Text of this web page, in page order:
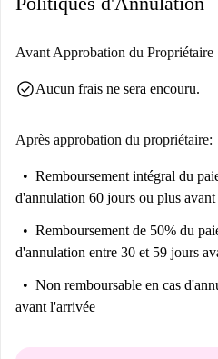
Avant Approbation du Propriétaire
check_circleAucun frais ne sera encouru.
Après approbation du propriétaire:
Remboursement intégral du
d'annulation 60 jours ou plus
Remboursement de 50% du
d'annulation entre 30 et 59 jours
Non remboursable en cas
avant l'arrivée